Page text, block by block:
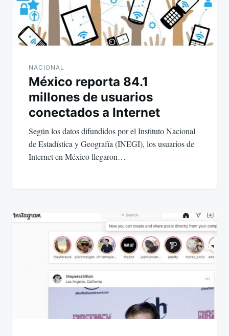
NACIONAL
México reporta 84.1
millones de usuarios
conectados a Internet
Según los datos difundidos por el Instituto Nacional
de Estadística y Geografía (INEGI), los usuarios de
Internet en México llegaron…